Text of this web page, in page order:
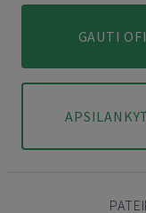
GAUTI